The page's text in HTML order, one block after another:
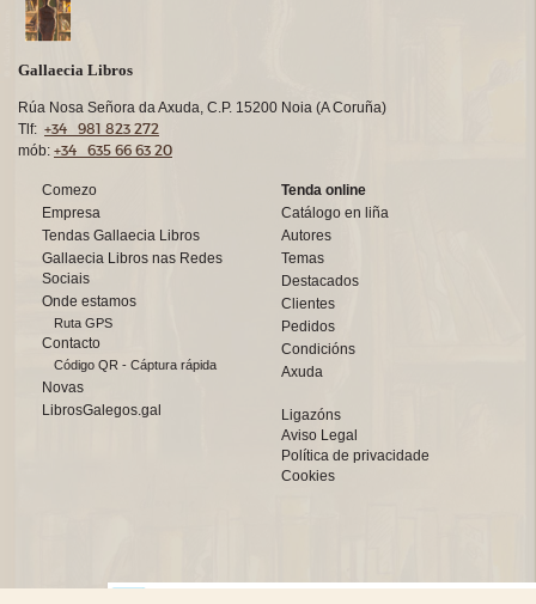
Gallaecia Libros
Rúa Nosa Señora da Axuda, C.P. 15200 Noia (A Coruña)
Tlf: +34 981 823 272
mób: +34 635 66 63 20
Comezo
Empresa
Tendas Gallaecia Libros
Gallaecia Libros nas Redes
Sociais
Onde estamos
Ruta GPS
Contacto
Código QR - Cáptura rápida
Novas
LibrosGalegos.gal
Tenda online
Catálogo en liña
Autores
Temas
Destacados
Clientes
Pedidos
Condicións
Axuda
Ligazóns
Aviso Legal
Política de privacidade
Cookies